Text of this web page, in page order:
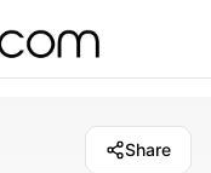
Share